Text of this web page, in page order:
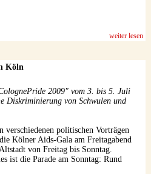
weiter lesen
Köln
2009" vom 3. bis 5. Juli
Diskriminierung von Schwulen und
verschiedenen politischen Vorträgen
Kölner Aids-Gala am Freitagabend
von Freitag bis Sonntag.
ist die Parade am Sonntag: Rund